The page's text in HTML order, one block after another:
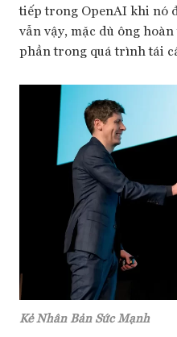
tiếp trong OpenAI khi nó
vẫn vậy, mặc dù ông
phần trong quá trình tái
Kẻ Nhân Bản Sức Mạnh